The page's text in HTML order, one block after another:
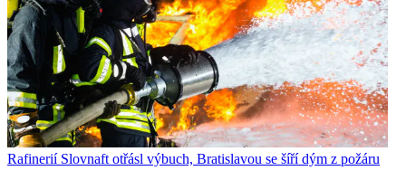
Rafinerií Slovnaft otřásl výbuch, Bratislavou se šíří dým z požáru